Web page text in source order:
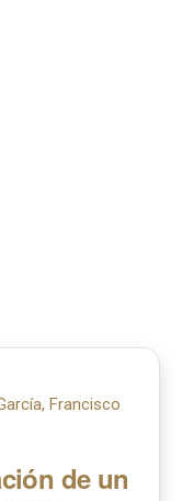
Francisco
de un